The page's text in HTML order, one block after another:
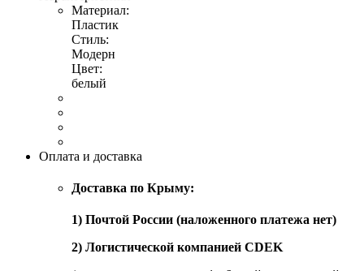
Материал:
Пластик
Стиль:
Модерн
Цвет:
белый
Оплата и доставка
Доставка по Крыму:
1) Почтой России (наложенного платежа нет)
2) Логистической компанией CDEK